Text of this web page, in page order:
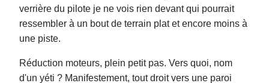
verrière du pilote je ne vois rien devant qui pourrait
ressembler à un bout de terrain plat et encore moins à
une piste.
Réduction moteurs, plein petit pas. Vers quoi, nom
d'un yéti ? Manifestement, tout droit vers une paroi